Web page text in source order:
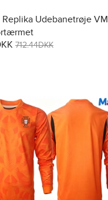
Replika Udebanetrøje VM
712.44DKK